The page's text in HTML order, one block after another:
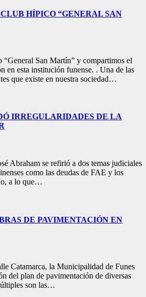
HÍPICO “GENERAL SAN
San Martín” y compartimos el
en esta institución funense. . Una de las
que existe en nuestra sociedad…
IRREGULARIDADES DE LA
Abraham se refirió a dos temas judiciales
como las deudas de FAE y los
a lo que…
DE PAVIMENTACIÓN EN
Catamarca, la Municipalidad de Funes
del plan de pavimentación de diversas
son las…